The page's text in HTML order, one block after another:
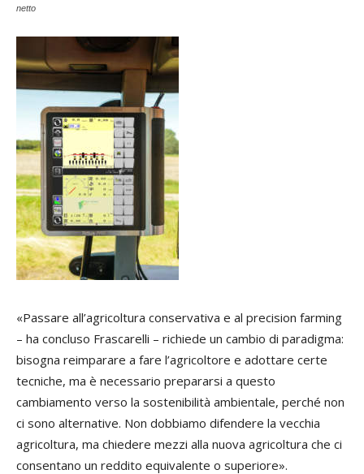
netto
«Passare all’agricoltura conservativa e al precision farming
– ha concluso Frascarelli – richiede un cambio di paradigma:
bisogna reimparare a fare l’agricoltore e adottare certe
tecniche, ma è necessario prepararsi a questo
cambiamento verso la sostenibilità ambientale, perché non
ci sono alternative. Non dobbiamo difendere la vecchia
agricoltura, ma chiedere mezzi alla nuova agricoltura che ci
consentano un reddito equivalente o superiore».